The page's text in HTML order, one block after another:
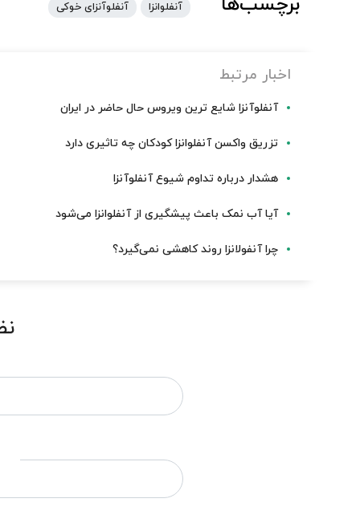
آنفلوانزا آنفلوآنزای خوکی
اخبار مرتبط
آنفلوآنزا شایع ترین ویروس حال حاضر در ایران
تزریق واکسن آنفلوانزا کودکان چه تاثیری دارد
هشدار درباره تداوم شیوع آنفلوآنزا
آیا آب نمک باعث پیشگیری از آنفلوانزا می‌شود
چرا آنفولانزا روند کاهشی نمی‌گیرد؟